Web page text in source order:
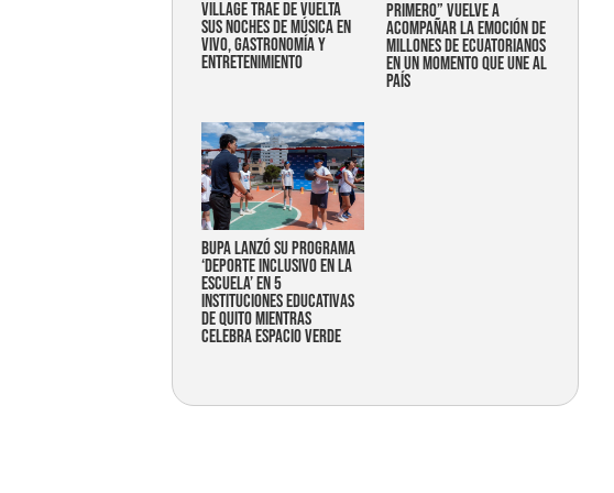
Village trae de vuelta
sus noches de música en
vivo, gastronomía y
entretenimiento
primero” vuelve a
acompañar la emoción de
millones de ecuatorianos
en un momento que une al
país
Bupa lanzó su programa
‘Deporte Inclusivo en la
Escuela’ en 5
instituciones educativas
de Quito mientras
celebra espacio verde